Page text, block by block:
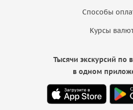
Способы
Курсы
Тысячи экскурсий по
в одном